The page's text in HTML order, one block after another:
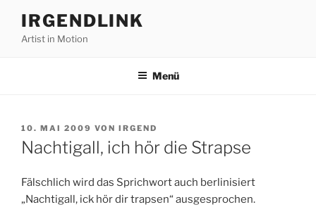
Inhalt
springen
IRGENDLINK
Artist in Motion
Menü
VERÖFFENTLICHT
AM
10. MAI 2009 VON IRGEND
Nachtigall, ich hör die Strapse
Fälschlich wird das Sprichwort auch berlinisiert
„Nachtigall, ick hör dir trapsen“ ausgesprochen.